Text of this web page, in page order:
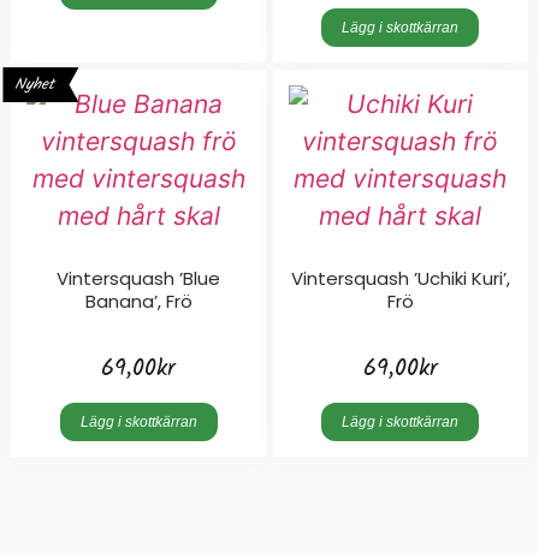
Lägg i skottkärran
Nyhet
Vintersquash ’Blue
Banana’, Frö
69,00kr
Lägg i skottkärran
Vintersquash ’Uchiki Kuri’,
Frö
69,00kr
Lägg i skottkärran